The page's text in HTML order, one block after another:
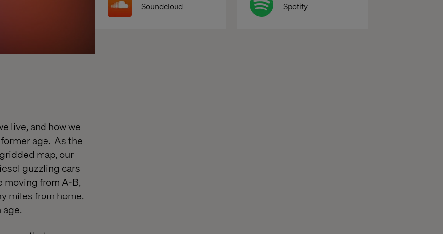
live, and how we
age. As the
map, our
guzzling cars
moving from A-B,
miles from home.
Soundcloud Spotify